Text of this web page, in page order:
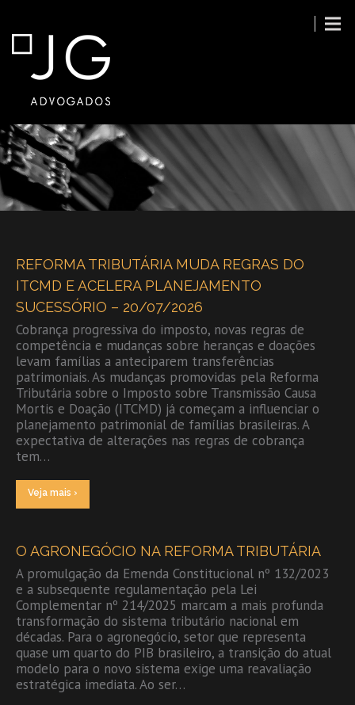
PUBLICAÇÕES
REFORMA TRIBUTÁRIA MUDA REGRAS DO
ITCMD E ACELERA PLANEJAMENTO
SUCESSÓRIO – 20/07/2026
Cobrança progressiva do imposto, novas regras de
competência e mudanças sobre heranças e doações
levam famílias a anteciparem transferências
patrimoniais. As mudanças promovidas pela Reforma
Tributária sobre o Imposto sobre Transmissão Causa
Mortis e Doação (ITCMD) já começam a influenciar o
planejamento patrimonial de famílias brasileiras. A
expectativa de alterações nas regras de cobrança
tem…
Veja mais ›
O AGRONEGÓCIO NA REFORMA TRIBUTÁRIA
A promulgação da Emenda Constitucional nº 132/2023
e a subsequente regulamentação pela Lei
Complementar nº 214/2025 marcam a mais profunda
transformação do sistema tributário nacional em
décadas. Para o agronegócio, setor que representa
quase um quarto do PIB brasileiro, a transição do atual
modelo para o novo sistema exige uma reavaliação
estratégica imediata. Ao ser…